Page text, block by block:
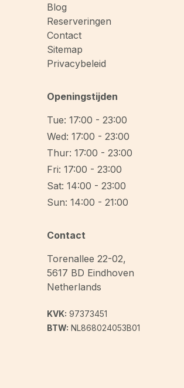
Blog
Reserveringen
Contact
Sitemap
Privacybeleid
Openingstijden
Tue: 17:00 - 23:00
Wed: 17:00 - 23:00
Thur: 17:00 - 23:00
Fri: 17:00 - 23:00
Sat: 14:00 - 23:00
Sun: 14:00 - 21:00
Contact
Torenallee 22-02,
5617 BD Eindhoven
Netherlands
KVK: 97373451
BTW: NL868024053B01